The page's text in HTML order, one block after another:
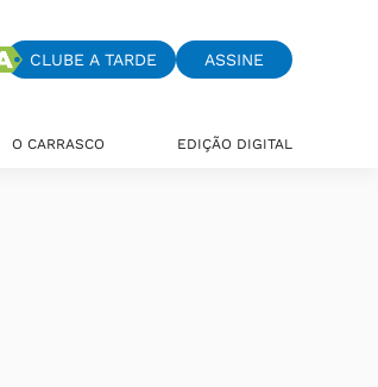
CLUBE A TARDE ASSINE
O CARRASCO EDIÇÃO DIGITAL